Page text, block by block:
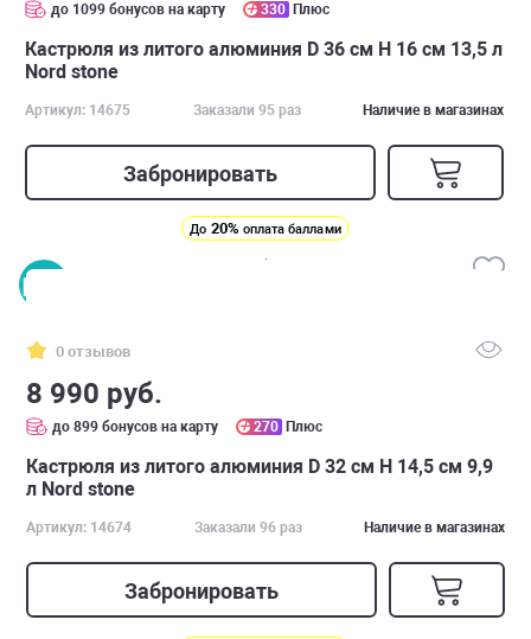
до 1099 бонусов на карту 330 Плюс
Кастрюля из литого алюминия D 36 см H 16 см 13,5 л
Nord stone
Артикул: 14675 Заказали 95 раз Наличие в магазинах
Забронировать
До 20% оплата баллами
0 отзывов
8 990 руб.
до 899 бонусов на карту 270 Плюс
Кастрюля из литого алюминия D 32 см H 14,5 см 9,9
л Nord stone
Артикул: 14674 Заказали 96 раз Наличие в магазинах
Забронировать